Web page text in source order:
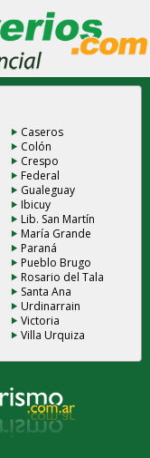
Caseros
Colón
Crespo
Federal
Gualeguay
Ibicuy
Lib. San Martín
María Grande
Paraná
Pueblo Brugo
Rosario del Tala
Santa Ana
Urdinarrain
Victoria
Villa Urquiza